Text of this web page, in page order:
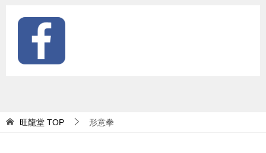
旺龍堂 TOP 形意拳